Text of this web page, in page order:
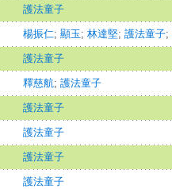
護法童子
楊振仁; 顯玉; 林達堅; 護法童子;
護法童子
釋慈航; 護法童子
護法童子
護法童子
護法童子
護法童子